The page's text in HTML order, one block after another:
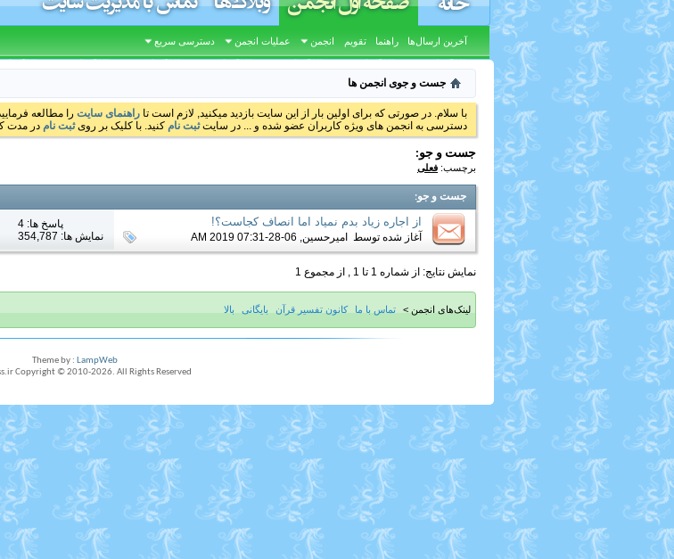
آخرین ارسال‌ها راهنما تقویم انجمن عملیات انجمن دسترسی سریع
جست و جوی انجمن ها
با سلام. در صورتی که برای اولین بار از این سایت بازدید میکنید, لازم است تا راهنمای سایت را مطالعه
دسترسی به انجمن های ویژه کاربران عضو شده و ... در سایتثبت نام کنید. با کلیک بر رویثبت نام در مدت
جست و جو:
برچسب: فعلی
جست و جو:
از اجاره زیاد بدم نمیاد اما انصاف کجاست؟!
آغاز شده توسط امیرحسین, 06-28-2019 07:31 AM
پاسخ ها: 4
نمایش ها: 354,787
نمایش نتایج: از شماره 1 تا 1 , از مجموع 1
لینک‌های انجمن > تماس با ما کانون تفسیر قرآن بایگانی بالا
Theme by : LampWeb
Copyright © 2010-2026. All Rights Reserved